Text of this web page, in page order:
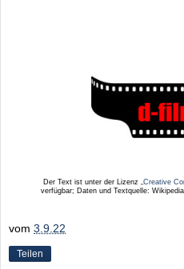
Der Text ist unter der Lizenz
„Creative
verfügbar; Daten und Textquelle: Wikipedia
vom 3.9.22
Teilen